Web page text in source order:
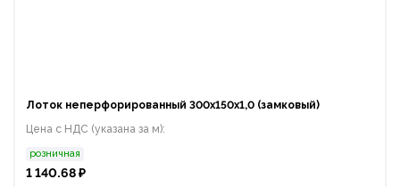
Лоток неперфорированный 300х150х1,0 (замковый)
Цена с НДС (указана за м):
розничная
1 140.68 ₽